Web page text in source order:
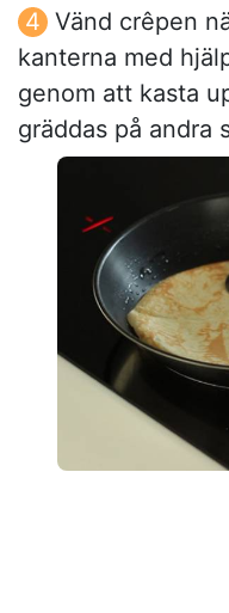
Vänd crêpen
kanterna med
genom att kasta
gräddas på andra